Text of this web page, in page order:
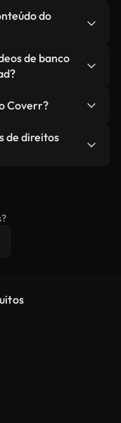
Studio gerará
em segundos,
os vídeos em
autorais e
do
da Coverr
do
esteja
de banco
d'água.
para usar.
Coverr?
remixar nossos
se de que o
de direitos